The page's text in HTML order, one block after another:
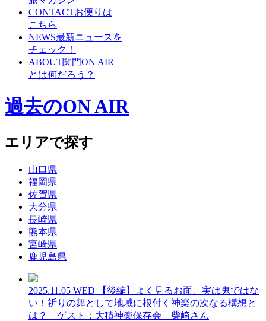
CONTACTお便りは
こちら
NEWS最新ニュースを
チェック！
ABOUT関門ON AIR
とは何だろう？
過去のON AIR
エリアで探す
山口県
福岡県
佐賀県
大分県
長崎県
熊本県
宮崎県
鹿児島県
2025.11.05 WED 【後編】よく見るお面、実は鬼ではな
い！祈りの舞として地域に根付く神楽の次なる構想と
は？ ゲスト：大積神楽保存会 柴﨑さん